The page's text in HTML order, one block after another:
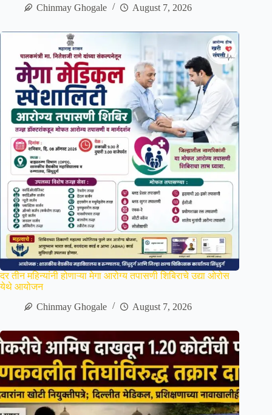
Chinmay Ghogale
August 7, 2026
दर तीन महिन्यांनी होणाऱ्या मेगा आरोग्य तपासणी शिबिराचे उद्या ओरोस
येथे आयोजन
Chinmay Ghogale
August 7, 2026